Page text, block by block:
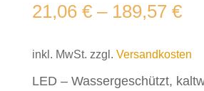
21,06 €– 189,57 €
inkl. MwSt. zzgl. Versandkosten
LED – Wassergeschützt,